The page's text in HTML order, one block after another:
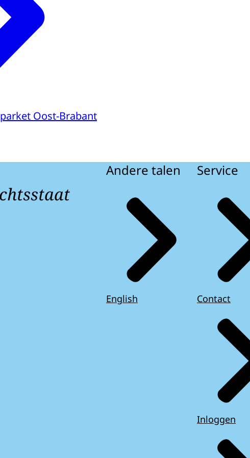
Oost-Brabant
Andere talen
English
Service
Contact
Inloggen